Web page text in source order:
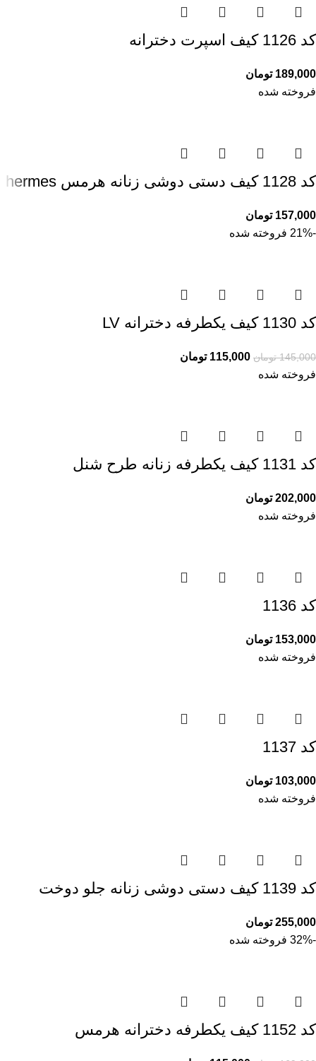
کد 1126 کیف اسپرت دخترانه
189,000 تومان
فروخته شده
کد 1128 کیف دستی دوشی زنانه هرمس hermes
157,000 تومان
-21%
فروخته شده
کد 1130 کیف یکطرفه دخترانه LV
145,000 تومان 115,000 تومان
فروخته شده
کد 1131 کیف یکطرفه زنانه طرح شنل
202,000 تومان
فروخته شده
کد 1136
153,000 تومان
فروخته شده
کد 1137
103,000 تومان
فروخته شده
کد 1139 کیف دستی دوشی زنانه جلو دوخت
255,000 تومان
-32%
فروخته شده
کد 1152 کیف یکطرفه دخترانه هرمس